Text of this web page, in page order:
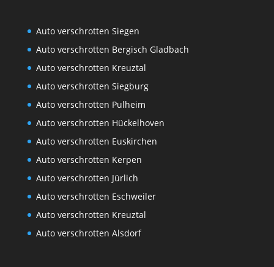
Auto verschrotten Siegen
Auto verschrotten Bergisch Gladbach
Auto verschrotten Kreuztal
Auto verschrotten Siegburg
Auto verschrotten Pulheim
Auto verschrotten Hückelhoven
Auto verschrotten Euskirchen
Auto verschrotten Kerpen
Auto verschrotten Jürlich
Auto verschrotten Eschweiler
Auto verschrotten Kreuztal
Auto verschrotten Alsdorf